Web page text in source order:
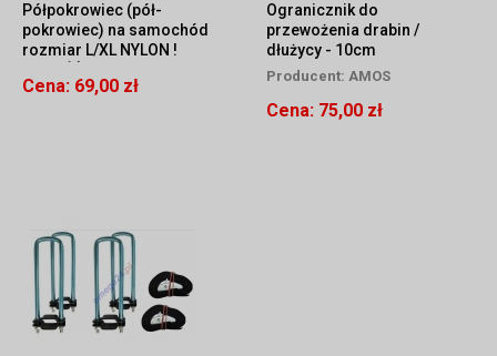
Półpokrowiec (pół-
pokrowiec) na samochód
rozmiar L/XL NYLON !
Cena: 69,00 zł
Ogranicznik do
przewożenia drabin /
dłużycy - 10cm
Producent: AMOS
Cena: 75,00 zł